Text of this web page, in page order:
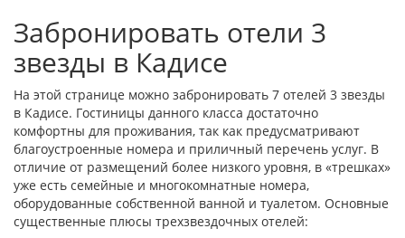
Забронировать отели 3
звезды в Кадисе
На этой странице можно забронировать 7 отелей 3 звезды
в Кадисе. Гостиницы данного класса достаточно
комфортны для проживания, так как предусматривают
благоустроенные номера и приличный перечень услуг. В
отличие от размещений более низкого уровня, в «трешках»
уже есть семейные и многокомнатные номера,
оборудованные собственной ванной и туалетом. Основные
существенные плюсы трехзвездочных отелей: